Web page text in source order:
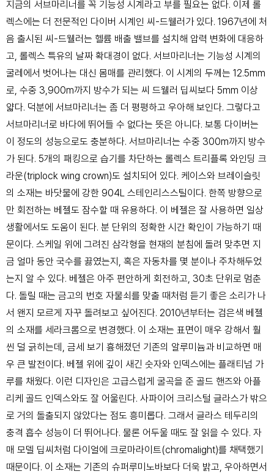
지금의 서브마리너를 꼭 기능성 시계라고 부를 필요는 없다. 이제 롤
렉스에는 더 전문적인 다이버 시계인 씨-드웰러가 있다. 1967년에 처
음 출시된 씨-드웰러는 헬륨 배출 밸브를 설치해 압력 변화에 대응하
고, 롤렉스 특유의 날짜 확대경이 없다. 서브마리너는 기능성 시계의
굴레에서 벗어나는 대신 몸매를 관리했다. 이 시계의 두께는 12.5mm
로, 수중 3,900m까지 방수가 되는 씨 드웰러 딥씨보다 5mm 이상
얇다. 덕분에 서브마리너는 좀 더 평평하고 우아해 보인다. 그렇다고
서브마리너로 바다에 뛰어들 수 없다는 뜻은 아니다. 보통 다이버는
이 정도의 성능으로도 충분하다. 서브마리너는 수중 300m까지 방수
가 된다. 5개의 패킹으로 습기를 차단하는 롤렉스 트리플록 와인딩 크
라운(triplock wing crown)도 설치되어 있다. 케이스와 브레이슬릿
의 소재는 바닷물에 강한 904L 스테인리스스틸이다. 한쪽 방향으로
만 회전하는 베젤도 잠수할 때 유용하다. 이 베젤은 잘 사용하면 일상
생활에서도 도움이 된다. 분 단위의 정확한 시간 확인이 가능하기 때
문이다. 스케일 위에 그려진 삼각형을 현재의 분침에 돌려 맞추면 지
금 얼마 동안 국수를 끓였는지, 혹은 자동차를 몇 분이나 주차해두었
는지 알 수 있다. 베젤은 아주 편안하게 회전하고, 30초 단위로 멈춘
다. 돌릴 때는 금고의 번호 자물쇠를 맞출 때처럼 듣기 좋은 소리가 나
서 왠지 모르게 자꾸 돌려보고 싶어진다. 2010년부터는 검은색 베젤
의 소재를 세라크롬으로 변경했다. 이 소재는 표면이 매우 강해서 훨
씬 덜 긁히는데, 금세 보기 흉해졌던 기존의 알루미늄과 비교하면 매
우 큰 발전이다. 베젤 위에 깊이 새긴 숫자와 인덱스에는 플래티넘 가
루를 채웠다. 이런 디자인은 고급스럽게 굴곡을 준 골드 핸즈와 아플
리케 골드 인덱스와도 잘 어울린다. 사파이어 크리스털 글라스가 밖으
로 거의 돌출되지 않았다는 점도 흥미롭다. 그래서 글라스 테두리의
충격 흡수 성능이 더 뛰어나다. 물론 어두울 때도 잘 읽을 수 있다. 자
매 모델 딥씨처럼 다이얼에 크로마라이트(chromalight)를 채택했기
때문이다. 이 소재는 기존의 슈퍼루미노바보다 더욱 밝고, 우아하면서